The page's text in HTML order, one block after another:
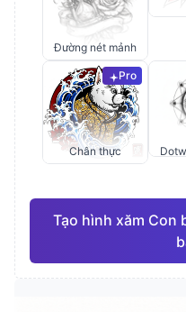
Đường nét mảnh
Pro
Chân thực
Tạo hình xăm Con